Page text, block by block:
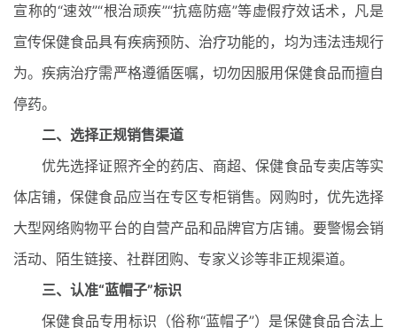
宣称的“速效”“根治顽疾”“抗癌防癌”等虚假疗效话术，凡是
宣传保健食品具有疾病预防、治疗功能的，均为违法违规行
为。疾病治疗需严格遵循医嘱，切勿因服用保健食品而擅自
停药。
二、选择正规销售渠道
优先选择证照齐全的药店、商超、保健食品专卖店等实
体店铺，保健食品应当在专区专柜销售。网购时，优先选择
大型网络购物平台的自营产品和品牌官方店铺。要警惕会销
活动、陌生链接、社群团购、专家义诊等非正规渠道。
三、认准“蓝帽子”标识
保健食品专用标识（俗称“蓝帽子”）是保健食品合法上